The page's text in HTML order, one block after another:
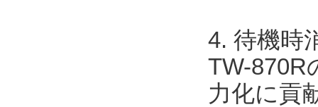
4. 待機時
TW-870R
力化に貢